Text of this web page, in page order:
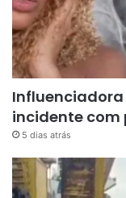
incidente com
5 dias atrás